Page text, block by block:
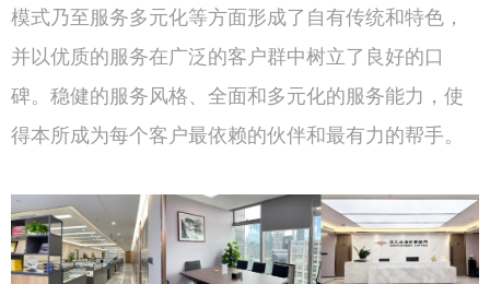
模式乃至服务多元化等方面形成了自有传统和特色，
并以优质的服务在广泛的客户群中树立了良好的口
碑。稳健的服务风格、全面和多元化的服务能力，使
得本所成为每个客户最依赖的伙伴和最有力的帮手。